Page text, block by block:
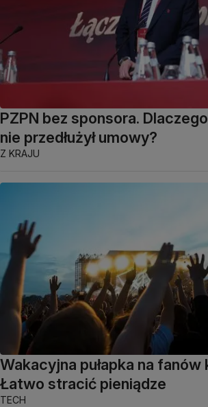
PZPN bez sponsora.
nie przedłużył umowy?
Z KRAJU
Wakacyjna pułapka na
Łatwo stracić pieniądze
TECH